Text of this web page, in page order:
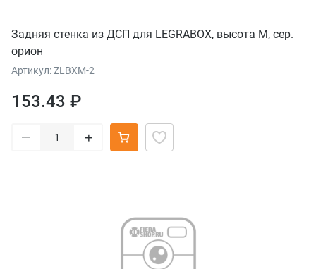
Задняя стенка из ДСП для LEGRABOX, высота M, сер.
орион
Артикул: ZLBXM-2
153.43 ₽
– +